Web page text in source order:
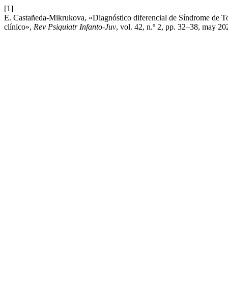
[1]
E. Castañeda-Mikrukova, «Diagnóstico diferencial de Síndrome de
clínico», Rev Psiquiatr Infanto-Juv, vol. 42, n.º 2, pp. 32–38, may